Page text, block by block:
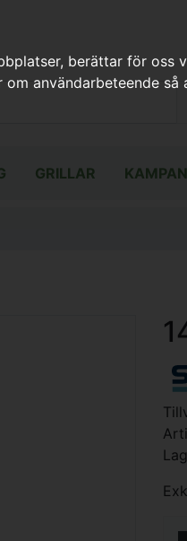
GRILLAR
berättar för oss
användarbeteende